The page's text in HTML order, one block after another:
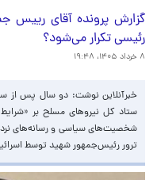
گزارش پرونده آقای رییس
رئیسی تکرار می‌شود؟
۸ خرداد ۱۴۰۵، ۱۹:۴۸
خبرآنلاین نوشت: دو سال پس از
ستاد کل نیروهای مسلح بر
شخصیت‌های سیاسی و رسانه‌های
ترور رئیس‌جمهور شهید توسط